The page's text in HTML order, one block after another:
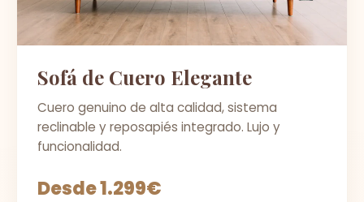
Sofá de Cuero Elegante
Cuero genuino de alta calidad, sistema
reclinable y reposapiés integrado. Lujo y
funcionalidad.
Desde 1.299€